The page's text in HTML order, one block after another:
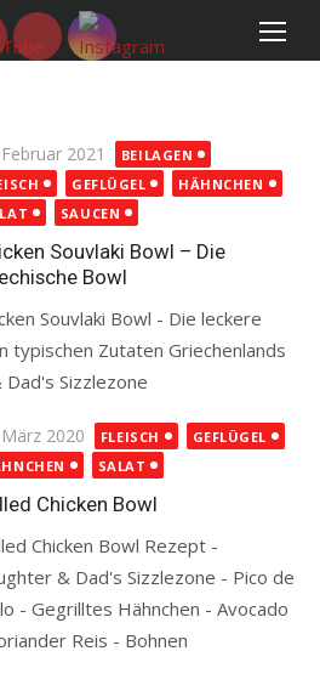
2021
BEILAGEN
GEFLÜGEL
HÄHNCHEN
SAUCEN
Souvlaki Bowl – Die
Bowl
Souvlaki Bowl - Die leckere
typischen Zutaten Griechenlands
Sizzlezone
2020 FLEISCH
GEFLÜGEL
SALAT
Chicken Bowl
Chicken Bowl Rezept -
& Dad's Sizzlezone - Pico de
- Gegrilltes Hähnchen - Avocado
Reis - Bohnen